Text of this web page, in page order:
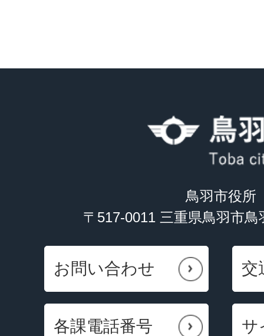
鳥羽市役所
〒517-0011 三重県鳥羽市
お問い合わせ 交
各課電話番号 サ